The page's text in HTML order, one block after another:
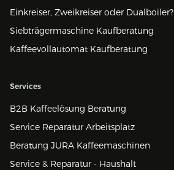
Einkreiser, Zweikreiser oder Dualboiler?
Siebträgermaschine Kaufberatung
Kaffeevollautomat Kaufberatung
Services
B2B Kaffeelösung Beratung
Service Reparatur Arbeitsplatz
Beratung JURA Kaffeemaschinen
Service & Reparatur - Haushalt